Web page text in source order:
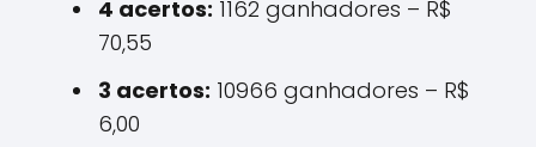
4 acertos: 1162 ganhadores – R$
70,55
3 acertos: 10966 ganhadores – R$
6,00